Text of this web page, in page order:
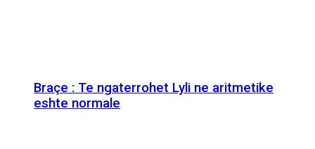
Braçe : Te ngaterrohet Lyli ne aritmetike
eshte normale